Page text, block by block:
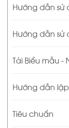
Hướng dẫn sử
Hướng dẫn sử
Tải Biểu mẫu -
Hướng dẫn
Tiêu chuẩn